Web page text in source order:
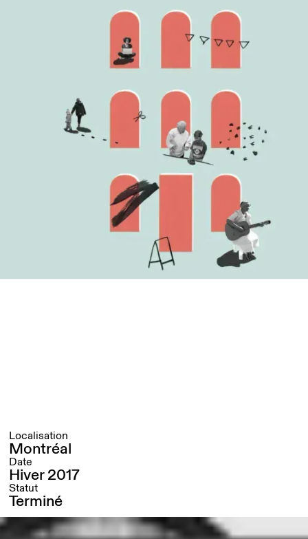
Localisation
Montréal
Date
Hiver 2017
Statut
Terminé